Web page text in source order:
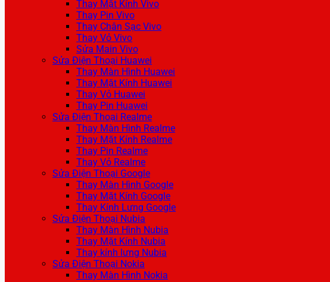
Thay Mặt Kính Vivo
Thay Pin Vivo
Thay Chân Sạc Vivo
Thay Vỏ Vivo
Sửa Main Vivo
Sửa Điện Thoại Huawei
Thay Màn Hình Huawei
Thay Mặt Kính Huawei
Thay Vỏ Huawei
Thay Pin Huawei
Sửa Điện Thoại Realme
Thay Màn Hình Realme
Thay Mặt Kính Realme
Thay Pin Realme
Thay Vỏ Realme
Sửa Điện Thoại Google
Thay Màn Hình Google
Thay Mặt Kính Google
Thay Kính Lưng Google
Sửa Điện Thoại Nubia
Thay Màn Hình Nubia
Thay Mặt Kính Nubia
Thay kính lưng Nubia
Sửa Điện Thoại Nokia
Thay Màn Hình Nokia